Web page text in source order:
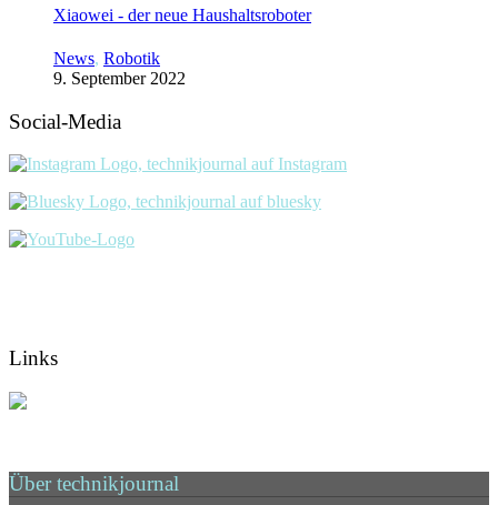
Xiaowei - der neue Haushaltsroboter
News, Robotik
9. September 2022
Social-Media
Links
Über technikjournal